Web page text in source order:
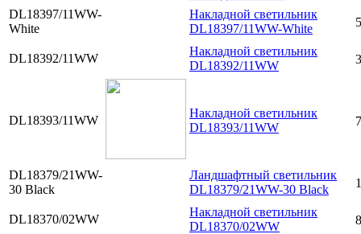
DL18397/11WW-
White
Накладной светильник
DL18397/11WW-White
DL18392/11WW
Накладной светильник
DL18392/11WW
DL18393/11WW
Накладной светильник
DL18393/11WW
DL18379/21WW-
30 Black
Ландшафтный светильник
DL18379/21WW-30 Black
DL18370/02WW
Накладной светильник
DL18370/02WW